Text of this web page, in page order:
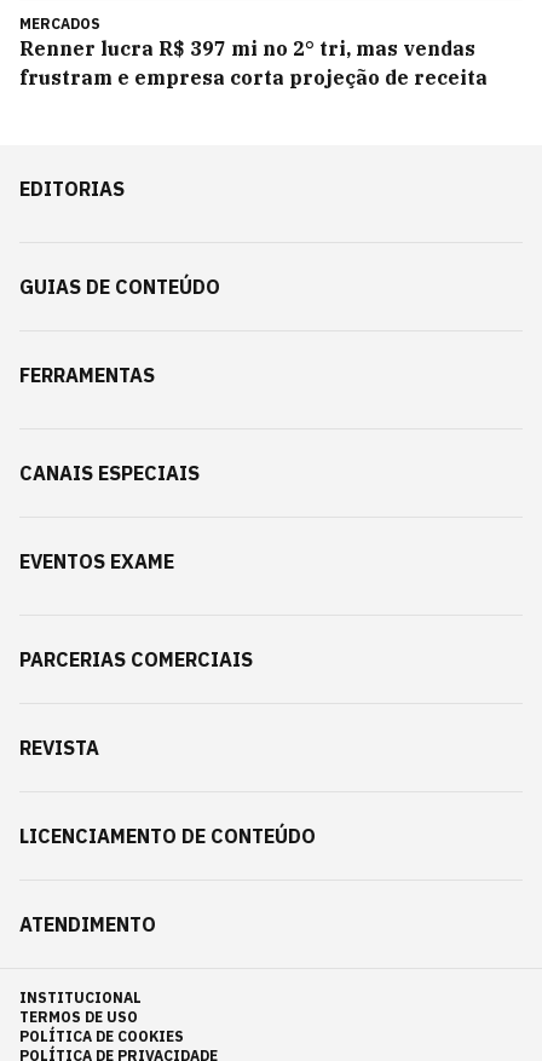
MERCADOS
Renner lucra R$ 397 mi no 2° tri, mas vendas
frustram e empresa corta projeção de receita
EDITORIAS
GUIAS DE CONTEÚDO
FERRAMENTAS
CANAIS ESPECIAIS
EVENTOS EXAME
PARCERIAS COMERCIAIS
REVISTA
LICENCIAMENTO DE CONTEÚDO
ATENDIMENTO
INSTITUCIONAL
TERMOS DE USO
POLÍTICA DE COOKIES
POLÍTICA DE PRIVACIDADE